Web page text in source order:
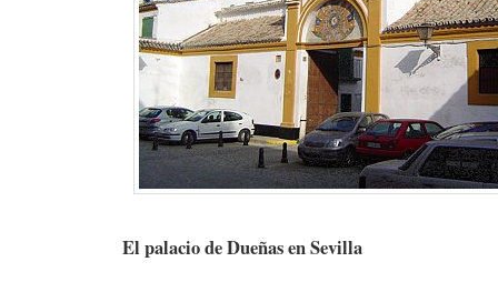
El palacio de Dueñas en Sevilla